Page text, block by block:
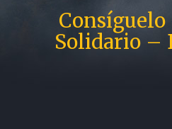
Solidario –